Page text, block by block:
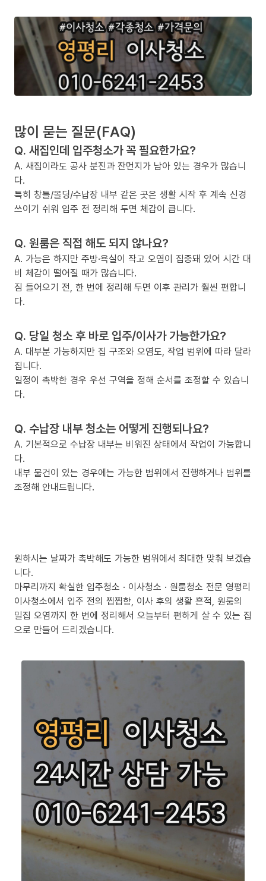
많이 묻는 질문(FAQ)
Q. 새집인데 입주청소가 꼭 필요한가요?
A. 새집이라도 공사 분진과 잔먼지가 남아 있는 경우가 많습니
다.
특히 창틀/몰딩/수납장 내부 같은 곳은 생활 시작 후 계속 신경
쓰이기 쉬워 입주 전 정리해 두면 체감이 큽니다.
Q. 원룸은 직접 해도 되지 않나요?
A. 가능은 하지만 주방·욕실이 작고 오염이 집중돼 있어 시간 대
비 체감이 떨어질 때가 많습니다.
짐 들어오기 전, 한 번에 정리해 두면 이후 관리가 훨씬 편합니
다.
Q. 당일 청소 후 바로 입주/이사가 가능한가요?
A. 대부분 가능하지만 집 구조와 오염도, 작업 범위에 따라 달라
집니다.
일정이 촉박한 경우 우선 구역을 정해 순서를 조정할 수 있습니
다.
Q. 수납장 내부 청소는 어떻게 진행되나요?
A. 기본적으로 수납장 내부는 비워진 상태에서 작업이 가능합니
다.
내부 물건이 있는 경우에는 가능한 범위에서 진행하거나 범위를
조정해 안내드립니다.
원하시는 날짜가 촉박해도 가능한 범위에서 최대한 맞춰 보겠습
니다.
마무리까지 확실한 입주청소 · 이사청소 · 원룸청소 전문 영평리
이사청소에서 입주 전의 찝찝함, 이사 후의 생활 흔적, 원룸의
밀집 오염까지 한 번에 정리해서 오늘부터 편하게 살 수 있는 집
으로 만들어 드리겠습니다.